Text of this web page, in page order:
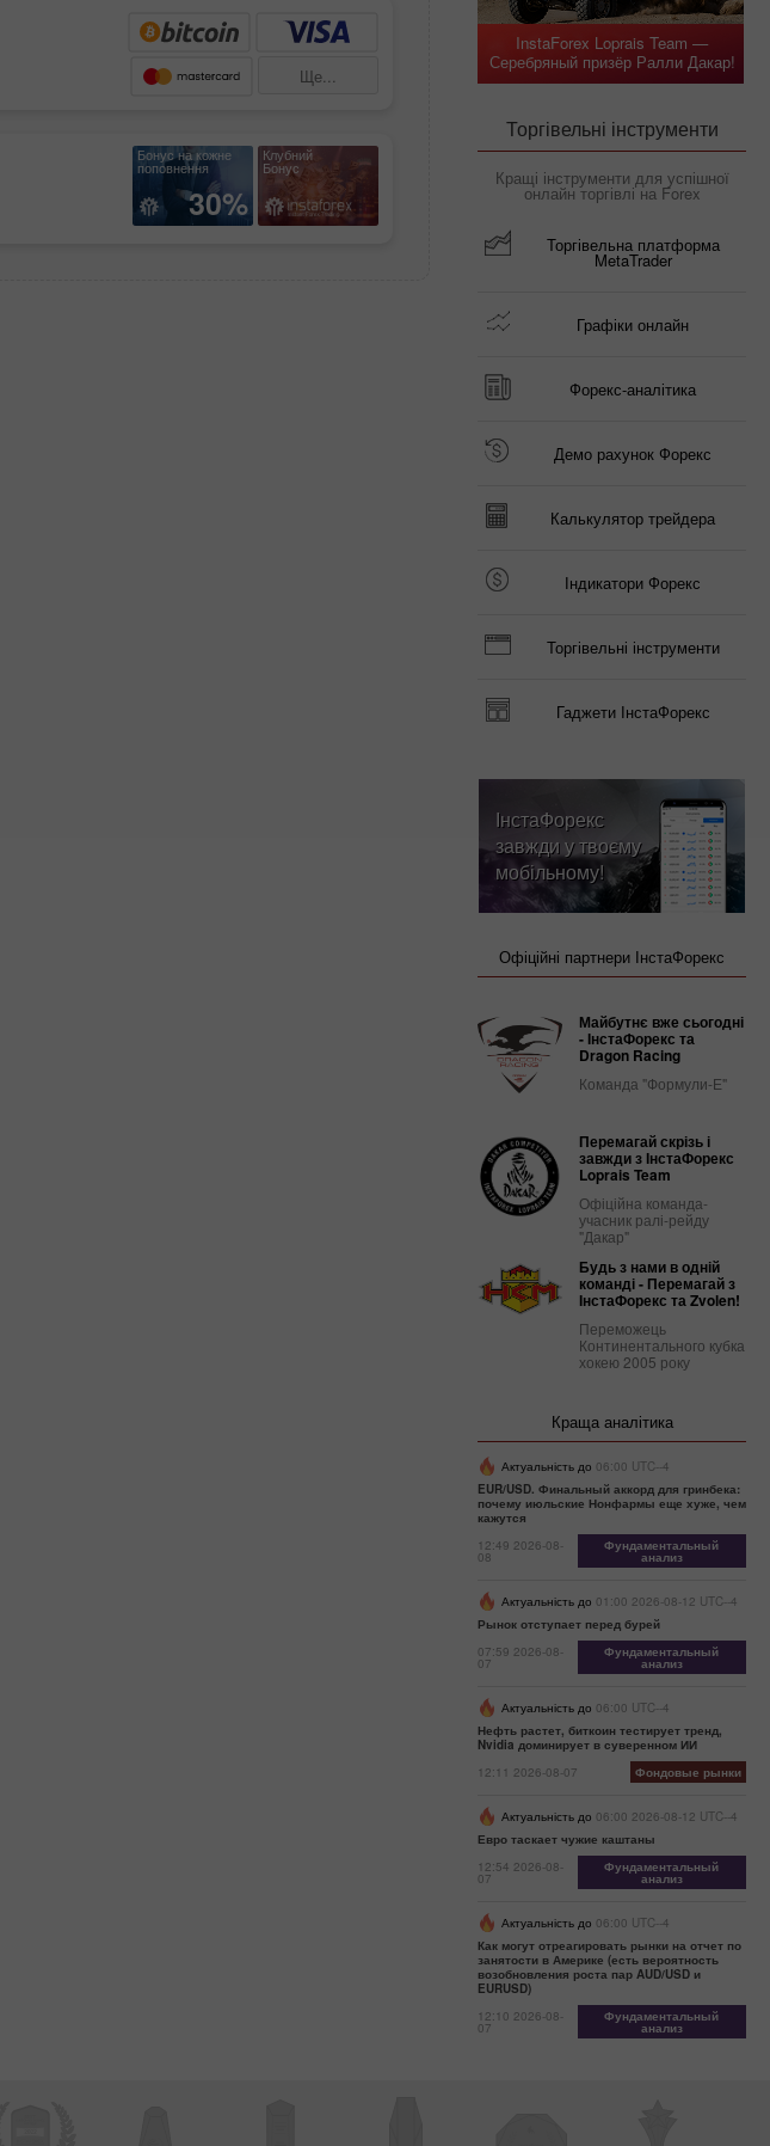
Ще...
Бонус на кожне
поповнення
30%
Клубний
Бонус
InstaForex Loprais Team —
Серебряный призёр Ралли Дакар!
Торгівельні інструменти
Кращі інструменти для успішної
онлайн торгівлі на Forex
Торгівельна платформа
MetaTrader
Графіки онлайн
Форекс-аналітика
Демо рахунок Форекс
Калькулятор трейдера
Індикатори Форекс
Торгівельні інструменти
Гаджети ІнстаФорекс
ІнстаФорекс
завжди у твоєму
мобільному!
Офіційні партнери ІнстаФорекс
Майбутнє вже сьогодні
- ІнстаФорекс та
Dragon Racing
Команда "Формули-Е"
Перемагай скрізь і
завжди з ІнстаФорекс
Loprais Team
Офіційна команда-
учасник ралі-рейду
"Дакар"
Будь з нами в одній
команді - Перемагай з
ІнстаФорекс та Zvolen!
Переможець
Континентального кубка
хокею 2005 року
Краща аналітика
Актуальність до 06:00 UTC--4
EUR/USD. Финальный аккорд для гринбека:
почему июльские Нонфармы еще хуже, чем
кажутся
12:49 2026-08-
08
Фундаментальный
анализ
Актуальність до 01:00 2026-08-12 UTC--4
Рынок отступает перед бурей
07:59 2026-08-
07
Фундаментальный
анализ
Актуальність до 06:00 UTC--4
Нефть растет, биткоин тестирует тренд,
Nvidia доминирует в суверенном ИИ
12:11 2026-08-07
Фондовые рынки
Актуальність до 06:00 2026-08-12 UTC--4
Евро таскает чужие каштаны
12:54 2026-08-
07
Фундаментальный
анализ
Актуальність до 06:00 UTC--4
Как могут отреагировать рынки на отчет по
занятости в Америке (есть вероятность
возобновления роста пар AUD/USD и
EURUSD)
12:10 2026-08-
07
Фундаментальный
анализ